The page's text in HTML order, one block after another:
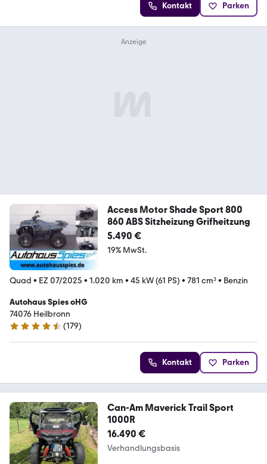
Kontakt Parken
Access Motor Shade Sport 800
860 ABS Sitzheizung Grifheitzung
5.490 €
19% MwSt.
Quad • EZ 07/2025 • 1.020 km • 45 kW (61 PS) • 781 cm³• Benzin
Autohaus Spies oHG
74076 Heilbronn
4.5 Sterne
(179)
Kontakt Parken
Can-Am Maverick Trail Sport
1000R
16.490 €
Verhandlungsbasis